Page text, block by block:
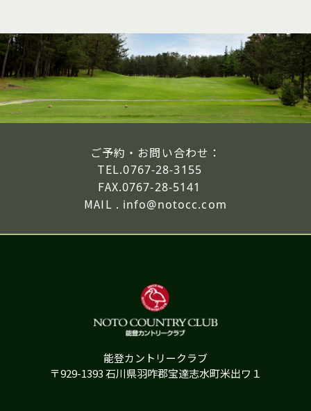
ご予約・お問い合わせ：
TEL.0767-28-3155
FAX.0767-28-5141
MAIL . info@notocc.com
能登カントリークラブ
〒929-1393 石川県羽咋郡宝達志水町米出ワ１